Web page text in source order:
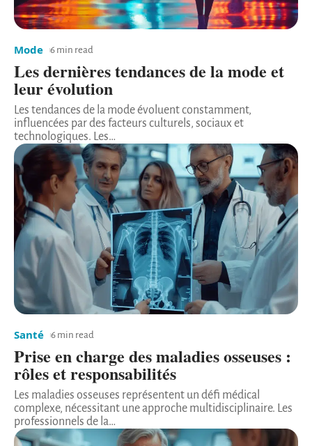
Mode 6 min read
Les dernières tendances de la mode et
leur évolution
Les tendances de la mode évoluent constamment,
influencées par des facteurs culturels, sociaux et
technologiques. Les…
Santé 6 min read
Prise en charge des maladies osseuses :
rôles et responsabilités
Les maladies osseuses représentent un défi médical
complexe, nécessitant une approche multidisciplinaire. Les
professionnels de la…